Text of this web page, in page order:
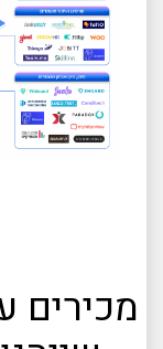
מכירים